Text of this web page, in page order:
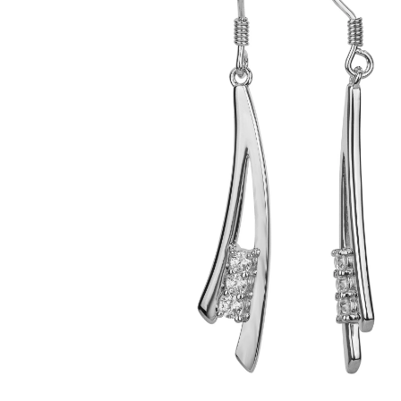
TITANE CRÉATEUR
BIJOUX MAGNÉTIQUES
PIERCING